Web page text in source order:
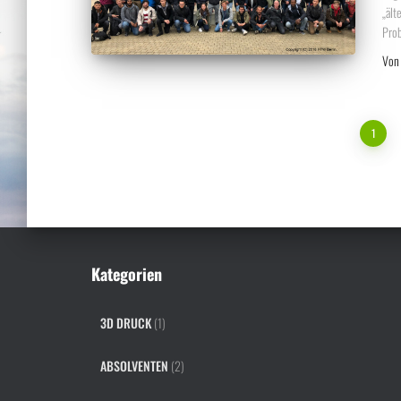
Von
Seitennummerierung
1
Kategorien
3D DRUCK(1)
ABSOLVENTEN (2)